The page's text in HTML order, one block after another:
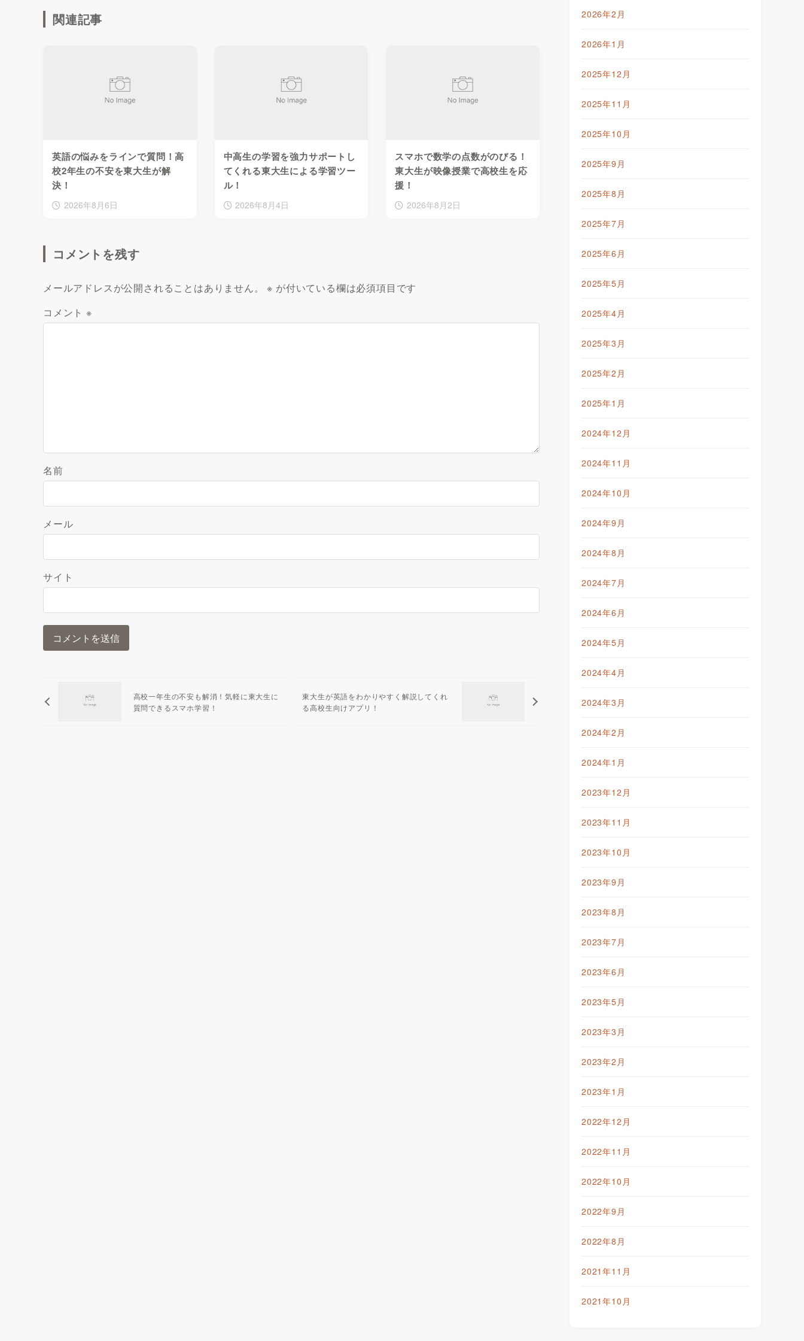
関連記事
英語の悩みをラインで質問！高
校2年生の不安を東大生が解
決！
2026年8月6日
中高生の学習を強力サポートし
てくれる東大生による学習ツー
ル！
2026年8月4日
スマホで数学の点数がのびる！
東大生が映像授業で高校生を応
援！
2026年8月2日
コメントを残す
メールアドレスが公開されることはありません。 ※ が付いている欄は必須項目です
コメント ※
名前
メール
サイト
高校一年生の不安も解消！気軽に東大生に
質問できるスマホ学習！
東大生が英語をわかりやすく解説してくれ
る高校生向けアプリ！
2026年2月
2026年1月
2025年12月
2025年11月
2025年10月
2025年9月
2025年8月
2025年7月
2025年6月
2025年5月
2025年4月
2025年3月
2025年2月
2025年1月
2024年12月
2024年11月
2024年10月
2024年9月
2024年8月
2024年7月
2024年6月
2024年5月
2024年4月
2024年3月
2024年2月
2024年1月
2023年12月
2023年11月
2023年10月
2023年9月
2023年8月
2023年7月
2023年6月
2023年5月
2023年3月
2023年2月
2023年1月
2022年12月
2022年11月
2022年10月
2022年9月
2022年8月
2021年11月
2021年10月